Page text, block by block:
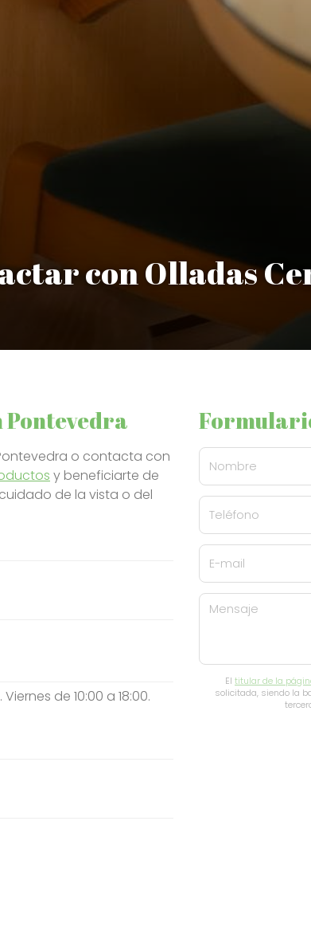
con Olladas
Pontevedra
o contacta con
y beneficiarte de
de la vista o del
de 10:00 a 18:00.
Nombre
Teléfono
E-mail
Mensaje
El titular de la
solicitada, siendo la